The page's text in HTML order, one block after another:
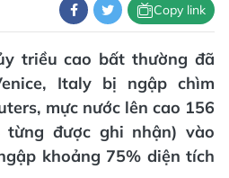
Copy link
triều cao bất thường đã
Italy bị ngập chìm
mực nước lên cao 156
được ghi nhận) vào
khoảng 75% diện tích